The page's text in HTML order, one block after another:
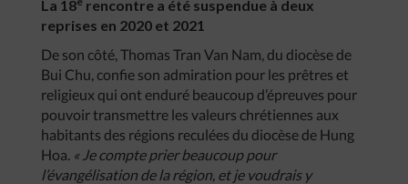
La 18 rencontre a été suspendue à deux
reprises en 2020 et 2021
De son côté, Thomas Tran Van Nam, du diocèse de
Bui Chu, confie son admiration pour les prêtres et
religieux qui ont enduré beaucoup d’épreuves pour
pouvoir transmettre les valeurs chrétiennes aux
habitants des régions reculées du diocèse de Hung
Hoa. « Je compte prier beaucoup pour
l’évangélisation de la région, et je voudrais y